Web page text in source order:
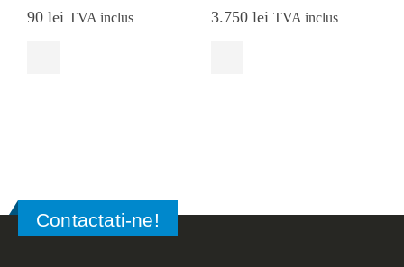
90 lei TVA inclus 3.750 lei TVA inclus
Contactati-ne!